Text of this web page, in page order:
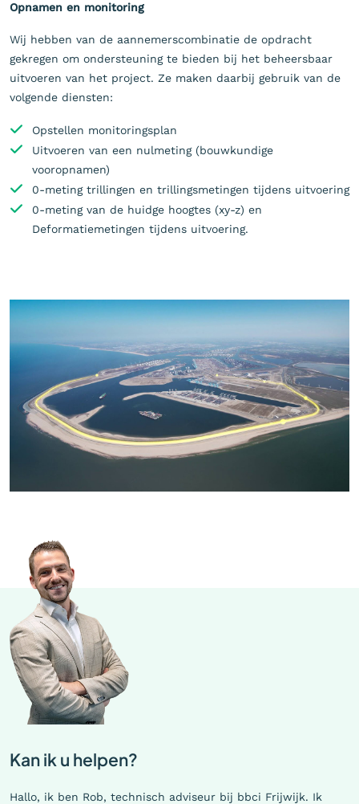
Opnamen en monitoring
Wij hebben van de aannemerscombinatie de opdracht
gekregen om ondersteuning te bieden bij het beheersbaar
uitvoeren van het project. Ze maken daarbij gebruik van de
volgende diensten:
Opstellen monitoringsplan
Uitvoeren van een nulmeting (bouwkundige
vooropnamen)
0-meting trillingen en trillingsmetingen tijdens uitvoering
0-meting van de huidge hoogtes (xy-z) en
Deformatiemetingen tijdens uitvoering.
Kan ik u helpen?
Hallo, ik ben Rob, technisch adviseur bij bbci Frijwijk. Ik